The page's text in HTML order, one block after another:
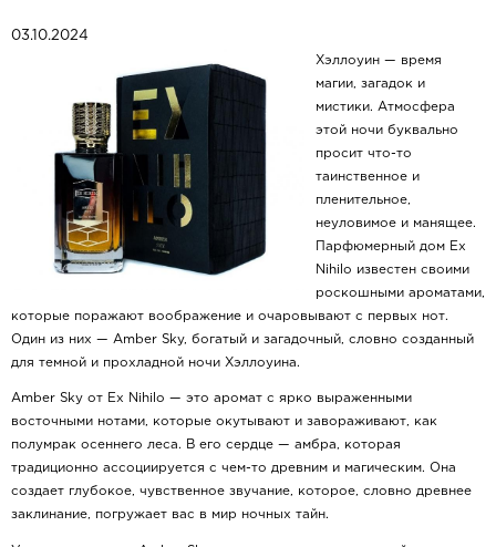
03.10.2024
Хэллоуин — время
магии, загадок и
мистики. Атмосфера
этой ночи буквально
просит что-то
таинственное и
пленительное,
неуловимое и манящее.
Парфюмерный дом Ex
Nihilo известен своими
роскошными ароматами,
которые поражают воображение и очаровывают с первых нот.
Один из них — Amber Sky, богатый и загадочный, словно созданный
для темной и прохладной ночи Хэллоуина.
Amber Sky от Ex Nihilo — это аромат с ярко выраженными
восточными нотами, которые окутывают и завораживают, как
полумрак осеннего леса. В его сердце — амбра, которая
традиционно ассоциируется с чем-то древним и магическим. Она
создает глубокое, чувственное звучание, которое, словно древнее
заклинание, погружает вас в мир ночных тайн.